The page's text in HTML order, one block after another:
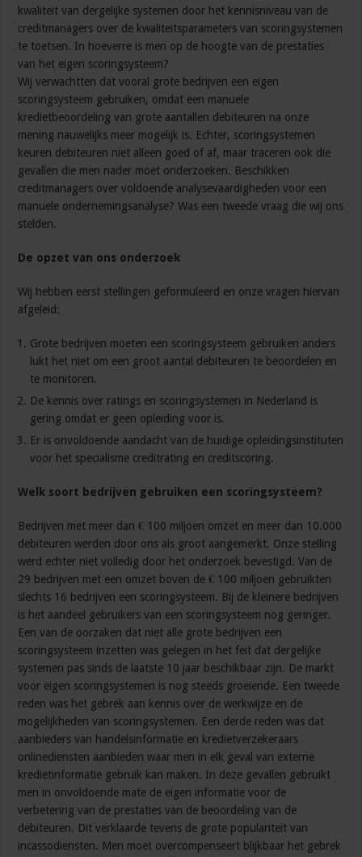
kwaliteit van dergelijke systemen door het kennisniveau van de
creditmanagers over de kwaliteitsparameters van scoringsystemen
te toetsen. In hoeverre is men op de hoogte van de prestaties
van het eigen scoringsysteem?
Wij verwachtten dat vooral grote bedrijven een eigen
scoringsysteem gebruiken, omdat een manuele
kredietbeoordeling van grote aantallen debiteuren na onze
mening nauwelijks meer mogelijk is. Echter, scoringsystemen
keuren debiteuren niet alleen goed of af, maar traceren ook die
gevallen die men nader moet onderzoeken. Beschikken
creditmanagers over voldoende analysevaardigheden voor een
manuele ondernemingsanalyse? Was een tweede vraag die wij ons
stelden.
De opzet van ons onderzoek
Wij hebben eerst stellingen geformuleerd en onze vragen hiervan
afgeleid:
Grote bedrijven moeten een scoringsysteem gebruiken anders
lukt het niet om een groot aantal debiteuren te beoordelen en
te monitoren.
De kennis over ratings en scoringsystemen in Nederland is
gering omdat er geen opleiding voor is.
Er is onvoldoende aandacht van de huidige opleidingsinstituten
voor het specialisme creditrating en creditscoring.
Welk soort bedrijven gebruiken een scoringsysteem?
Bedrijven met meer dan € 100 miljoen omzet en meer dan 10.000
debiteuren werden door ons als groot aangemerkt. Onze stelling
werd echter niet volledig door het onderzoek bevestigd. Van de
29 bedrijven met een omzet boven de € 100 miljoen gebruikten
slechts 16 bedrijven een scoringsysteem. Bij de kleinere bedrijven
is het aandeel gebruikers van een scoringsysteem nog geringer.
Een van de oorzaken dat niet alle grote bedrijven een
scoringsysteem inzetten was gelegen in het feit dat dergelijke
systemen pas sinds de laatste 10 jaar beschikbaar zijn. De markt
voor eigen scoringsystemen is nog steeds groeiende. Een tweede
reden was het gebrek aan kennis over de werkwijze en de
mogelijkheden van scoringsystemen. Een derde reden was dat
aanbieders van handelsinformatie en kredietverzekeraars
onlinediensten aanbieden waar men in elk geval van externe
kredietinformatie gebruik kan maken. In deze gevallen gebruikt
men in onvoldoende mate de eigen informatie voor de
verbetering van de prestaties van de beoordeling van de
debiteuren. Dit verklaarde tevens de grote populariteit van
incassodiensten. Men moet overcompenseert blijkbaar het gebrek